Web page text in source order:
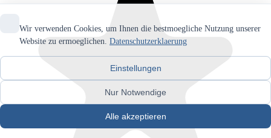
Wir verwenden Cookies, um Ihnen die bestmoegliche Nutzung unserer
Website zu ermoeglichen. Datenschutzerklaerung
Einstellungen
Nur Notwendige
Alle akzeptieren